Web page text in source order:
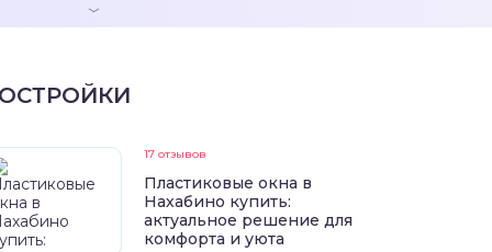
17 отзывов
Пластиковые окна в
Нахабино купить:
актуальное решение для
комфорта и уюта